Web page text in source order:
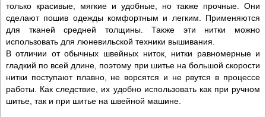
только красивые, мягкие и удобные, но также прочные. Они
сделают пошив одежды комфортным и легким. Применяются
для тканей средней толщины. Также эти нитки можно
использовать для люневильской техники вышивания.
В отличии от обычных швейных ниток, нитки равномерные и
гладкий по всей длине, поэтому при шитье на большой скорости
нитки поступают плавно, не ворсятся и не рвутся в процессе
работы. Как следствие, их удобно использовать как при ручном
шитье, так и при шитье на швейной машине.